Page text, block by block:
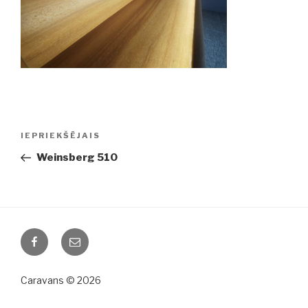
Ziņu
Iepriekšējā
ziņa:
IEPRIEKŠĒJAIS
Weinsberg 510
FacebookEmail
Caravans © 2026